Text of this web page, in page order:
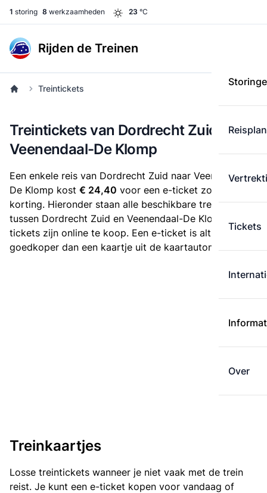
1 storing 8 werkzaamheden 23 °C
Rijden de Treinen
Tickets
Over
Treintickets
Treintickets van Dordrecht Zuid naar
Veenendaal-De Klomp
Een enkele reis van Dordrecht Zuid naar Veenendaal-
De Klomp kost € 24,40 voor een e-ticket zonder
korting. Hieronder staan alle beschikbare treintickets
tussen Dordrecht Zuid en Veenendaal-De Klomp. Deze
tickets zijn online te koop. Een e-ticket is altijd
goedkoper dan een kaartje uit de kaartautomaat.
Treinkaartjes
Losse treintickets wanneer je niet vaak met de trein
reist. Je kunt een e-ticket kopen voor vandaag of